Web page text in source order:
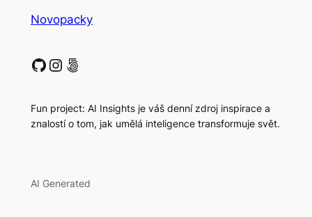
Novopacky
GitHub Instagram 500px
Fun project: AI Insights je váš denní zdroj inspirace a
znalostí o tom, jak umělá inteligence transformuje svět.
AI Generated